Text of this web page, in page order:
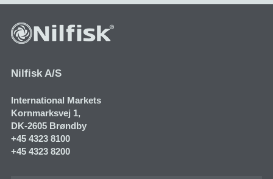
Nilfisk A/S
International Markets
Kornmarksvej 1​,
DK-2605 Brøndby
+45 4323 8100
+45 4323 8200